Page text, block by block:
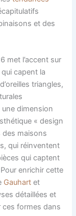
et des
met l’accent sur
capent la
triangles,
dimension
« design
maisons
qui réinventent
qui captent
enrichir cette
Gauhart et
détaillées et
formes dans